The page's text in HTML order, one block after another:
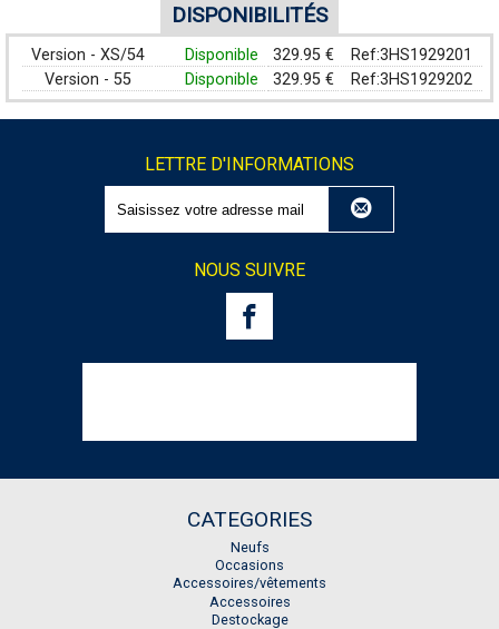
DISPONIBILITÉS
Version - XS/54 Disponible 329.95 €
Ref:3HS1929201
Version - 55
Disponible 329.95 € Ref:3HS1929202
LETTRE D'INFORMATIONS
NOUS SUIVRE
CATEGORIES
Neufs
Occasions
Accessoires/vêtements
Accessoires
Destockage